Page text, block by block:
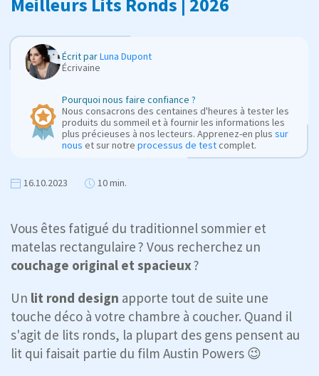
Écrit parLuna Dupont
Écrivaine
Pourquoi nous faire confiance ?
Nous consacrons des centaines d'heures à tester les
produits du sommeil et à fournir les informations les
plus précieuses à nos lecteurs. Apprenez-en plus sur
nous et sur notre processus de testcomplet.
16.10.2023 10 min.
Vous êtes fatigué du traditionnel sommier et
matelas rectangulaire ? Vous recherchez un
couchage original et spacieux?
Un lit rond design apporte tout de suite une
touche déco à votre chambre à coucher. Quand il
s'agit de lits ronds, la plupart des gens pensent au
lit qui faisait partie du film Austin Powers 😉